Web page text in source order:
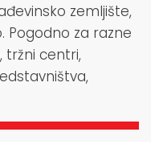
zemljište,
Pogodno za razne
tržni centri,